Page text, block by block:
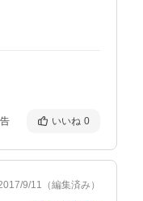
いいね 0
9/11 （編集済み）